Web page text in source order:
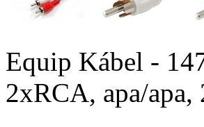
Equip Kábel -
2xRCA, apa/apa,